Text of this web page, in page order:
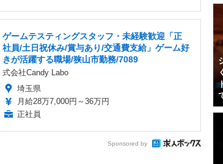
ゲームテスティングスタッフ・未経験歓迎「正
社員/土日祝休み/賞与あり/交通費支給」ゲーム好
きが活躍する職場/狭山市勤務/7089
式会社Candy Labo
埼玉県
月給28万7,000円～36万円
正社員
Sponsored by